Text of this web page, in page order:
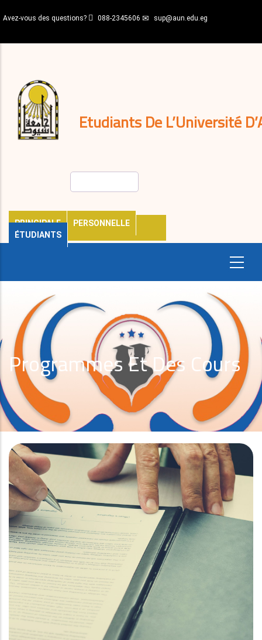
au
principal
Avez-vous des questions? 088-2345606 sup@aun.edu.eg
Etudiants De L’Université
PRINCIPALE
PERSONNELLE
ÉTUDIANTS
décisions
Expatriés
Journal
Programmes Et Des Cours